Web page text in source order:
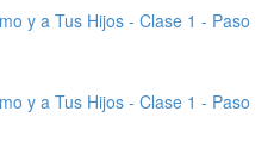
y a Tus Hijos - Clase 1 - Paso
y a Tus Hijos - Clase 1 - Paso